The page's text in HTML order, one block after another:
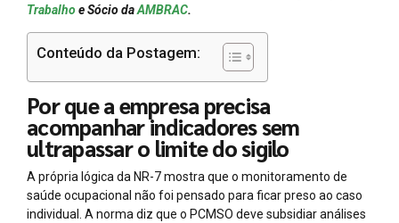
Trabalhoe Sócio daAMBRAC.
Conteúdo da Postagem:
Por que a empresa precisa
acompanhar indicadores sem
ultrapassar o limite do sigilo
A própria lógica da NR-7 mostra que o monitoramento de
saúde ocupacional não foi pensado para ficar preso ao caso
individual. A norma diz que o PCMSO deve subsidiar análises